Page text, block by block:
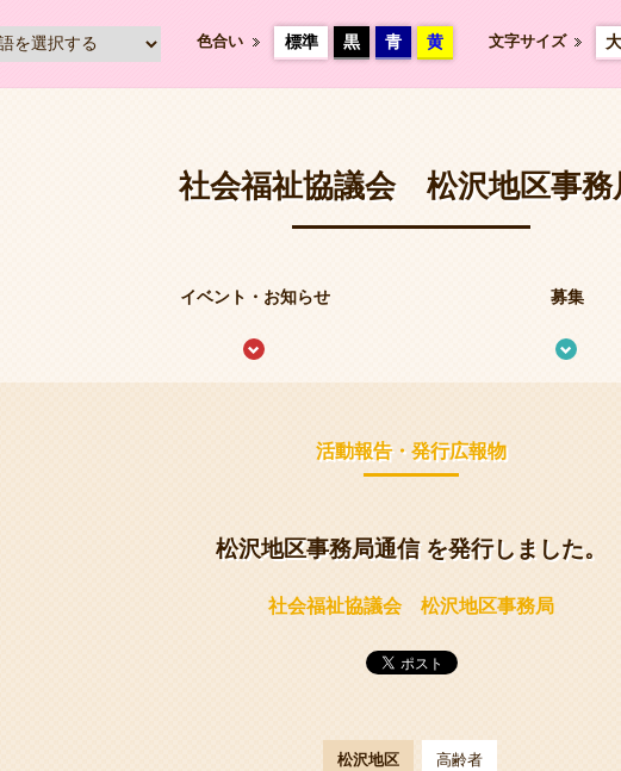
色合い 標準 黒 青 黄 文字サイズ 大
社会福祉協議会 松沢地区事務
イベント・お知らせ 募集
活動報告・発行広報物
松沢地区事務局通信 を発行しました。
社会福祉協議会 松沢地区事務局
松沢地区 高齢者